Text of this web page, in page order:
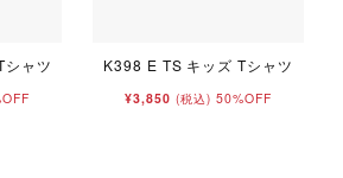
ャツ K398 E TS キッズ Tシャツ
¥3,850 (税込) 50%OFF